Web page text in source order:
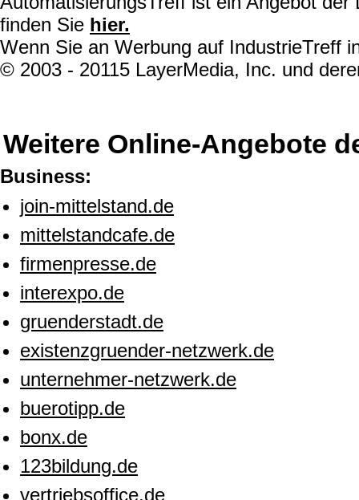
finden Sie hier.
Wenn Sie an Werbung auf IndustrieTreff
© 2003 - 20115 LayerMedia, Inc. und
Weitere Online-Angebote
Business:
join-mittelstand.de
mittelstandcafe.de
firmenpresse.de
interexpo.de
gruenderstadt.de
existenzgruender-netzwerk.de
unternehmer-netzwerk.de
buerotipp.de
bonx.de
123bildung.de
vertriebsoffice.de